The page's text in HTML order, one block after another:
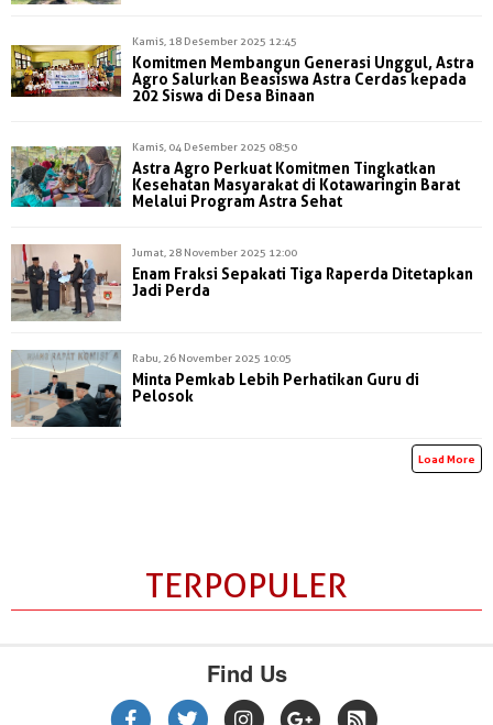
Kamis, 18 Desember 2025 12:45
Komitmen Membangun Generasi Unggul, Astra
Agro Salurkan Beasiswa Astra Cerdas kepada
202 Siswa di Desa Binaan
Kamis, 04 Desember 2025 08:50
Astra Agro Perkuat Komitmen Tingkatkan
Kesehatan Masyarakat di Kotawaringin Barat
Melalui Program Astra Sehat
Jumat, 28 November 2025 12:00
Enam Fraksi Sepakati Tiga Raperda Ditetapkan
Jadi Perda
Rabu, 26 November 2025 10:05
Minta Pemkab Lebih Perhatikan Guru di
Pelosok
Load More
TERPOPULER
Find Us